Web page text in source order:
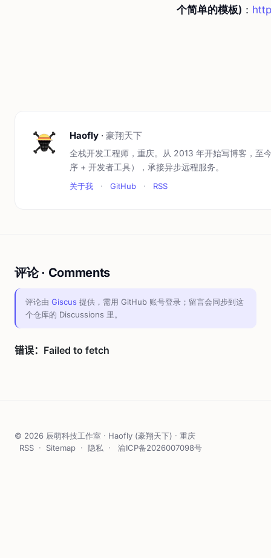
个简单的模板) ：
Haofly · 豪翔天下
全栈开发工程师，重庆。从 2013 年开始写博客，至
序 + 开发者工具），承接异步远程服务。
关于我 · GitHub · RSS
评论 · Comments
评论由 Giscus 提供，需用 GitHub 账号登录；留言会同步到这
个仓库的 Discussions 里。
© 2026 辰萌科技工作室 · Haofly (豪翔天下) · 重庆
RSS · Sitemap · 隐私 · 渝ICP备2026007098号